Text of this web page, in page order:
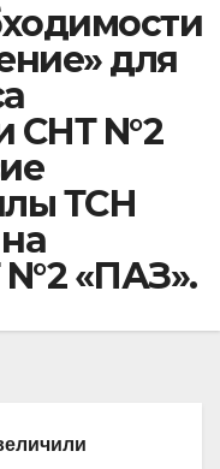
для
СНТ N°2
ТСН
«ПАЗ».